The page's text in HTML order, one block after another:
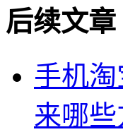
后续文章
手机
来哪些